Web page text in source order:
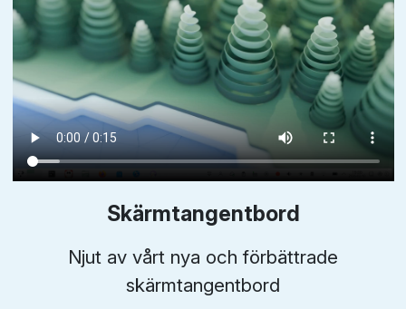
Skärmtangentbord
Njut av vårt nya och förbättrade
skärmtangentbord